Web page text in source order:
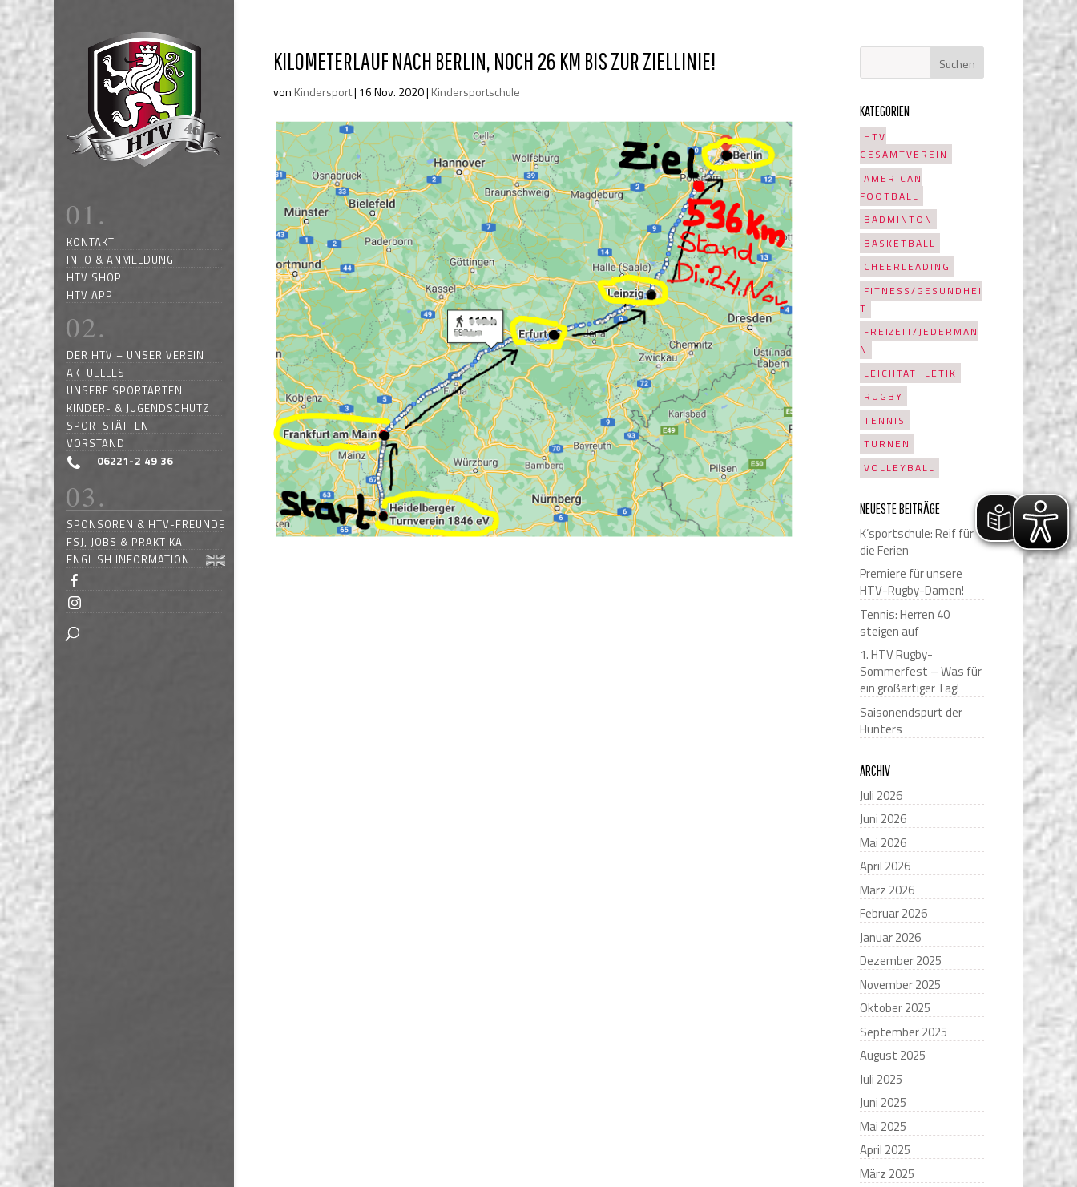
KONTAKT
INFO & ANMELDUNG
HTV SHOP
HTV APP
DER HTV – UNSER VEREIN
AKTUELLES
UNSERE SPORTARTEN
KINDER- & JUGENDSCHUTZ
SPORTSTÄTTEN
VORSTAND
06221-2 49 36
SPONSOREN & HTV-FREUNDE
FSJ, JOBS & PRAKTIKA
ENGLISH INFORMATION
KILOMETERLAUF NACH BERLIN, NOCH 26 KM BIS ZUR ZIELLINIE!
von Kindersport| 16 Nov. 2020| Kindersportschule
KATEGORIEN
HTV
GESAMTVEREIN
AMERICAN
FOOTBALL
BADMINTON
BASKETBALL
CHEERLEADING
FITNESS/GESUNDHEI
T
FREIZEIT/JEDERMAN
N
LEICHTATHLETIK
RUGBY
TENNIS
TURNEN
VOLLEYBALL
NEUESTE BEITRÄGE
K’sportschule: Reif für
die Ferien
Premiere für unsere
HTV-Rugby-Damen!
Tennis: Herren 40
steigen auf
1. HTV Rugby-
Sommerfest – Was für
ein großartiger Tag!
Saisonendspurt der
Hunters
ARCHIV
Juli 2026
Juni 2026
Mai 2026
April 2026
März 2026
Februar 2026
Januar 2026
Dezember 2025
November 2025
Oktober 2025
September 2025
August 2025
Juli 2025
Juni 2025
Mai 2025
April 2025
März 2025